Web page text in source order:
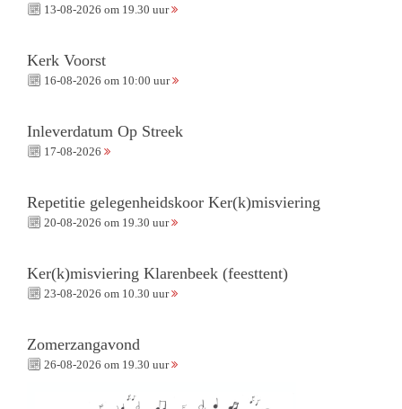
13-08-2026 om 19.30 uur
Kerk Voorst
16-08-2026 om 10:00 uur
Inleverdatum Op Streek
17-08-2026
Repetitie gelegenheidskoor Ker(k)misviering
20-08-2026 om 19.30 uur
Ker(k)misviering Klarenbeek (feesttent)
23-08-2026 om 10.30 uur
Zomerzangavond
26-08-2026 om 19.30 uur